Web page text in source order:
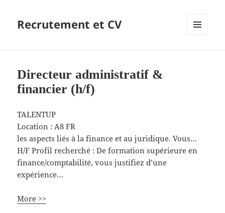
Recrutement et CV
Directeur administratif &
financier (h/f)
TALENTUP
Location :A8 FR
les aspects liés à la finance et au juridique. Vous…
H/F Profil recherché : De formation supérieure en
finance/comptabilité, vous justifiez d’une
expérience…
More >>